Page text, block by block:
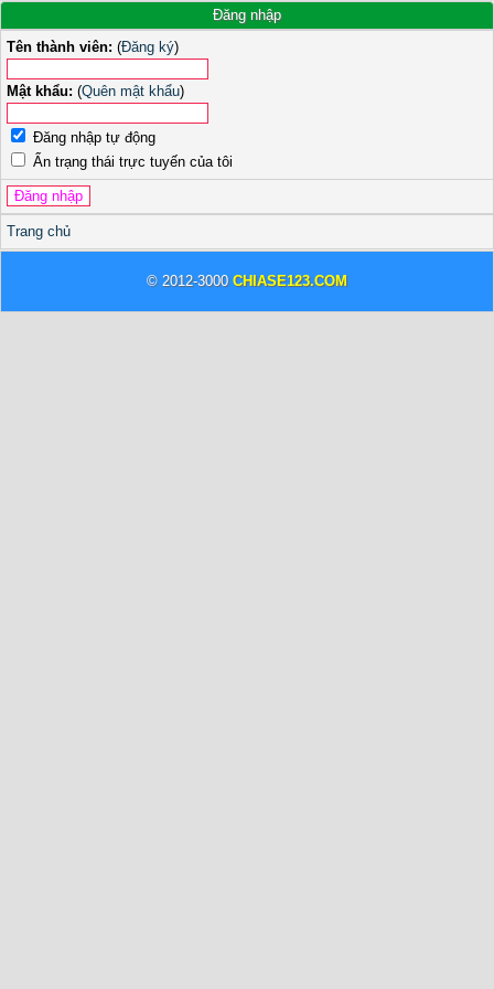
Đăng nhập
Tên thành viên: (Đăng ký)
Mật khẩu: (Quên mật khẩu)
Đăng nhập tự động
Ẩn trạng thái trực tuyến của tôi
Trang chủ
© 2012-3000 CHIASE123.COM